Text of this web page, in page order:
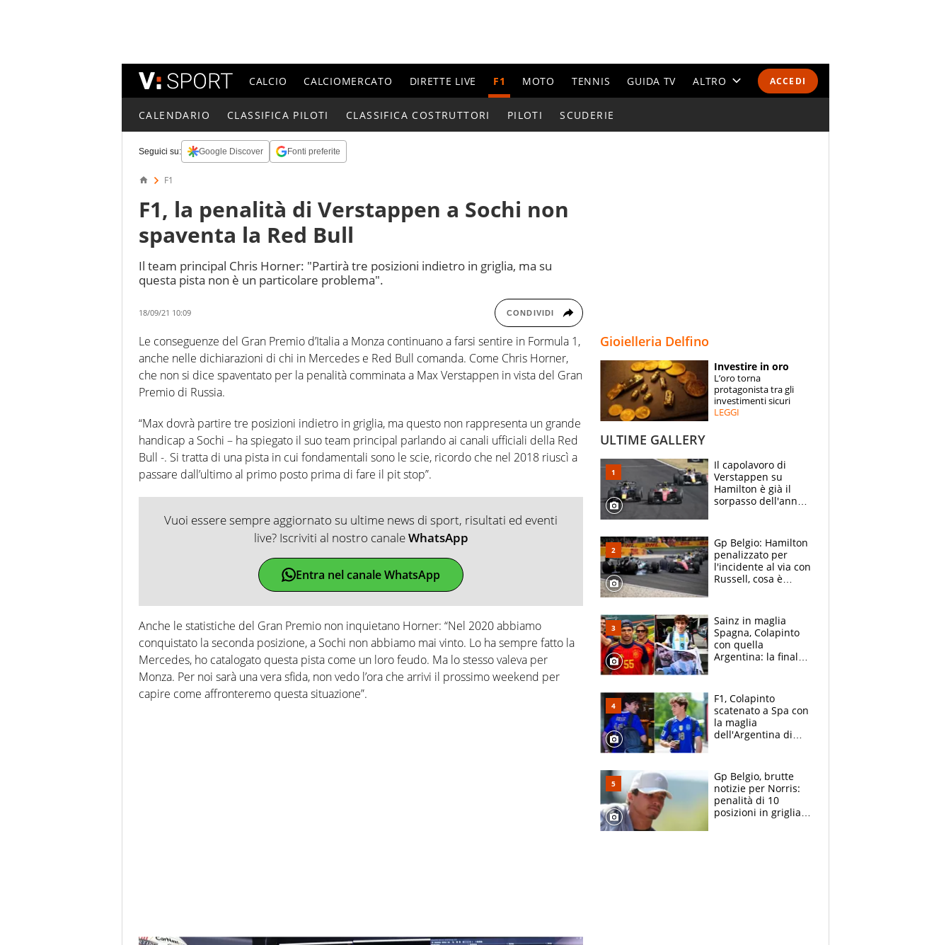
ACCEDI
CALCIO CALCIOMERCATO DIRETTE LIVE F1 MOTO TENNIS GUIDA TV ALTRO
ESPERTI
CONTATTI
CALENDARIO CLASSIFICA PILOTI CLASSIFICA COSTRUTTORI PILOTI SCUDERIE
Seguici su: Google Discover Fonti preferite
F1
F1, la penalità di Verstappen a Sochi non
spaventa la Red Bull
Il team principal Chris Horner: "Partirà tre posizioni indietro in griglia, ma su
questa pista non è un particolare problema".
18/09/21 10:09 CONDIVIDI
Le conseguenze del Gran Premio d’Italia a Monza continuano a farsi sentire in Formula 1,
anche nelle dichiarazioni di chi in Mercedes e Red Bull comanda. Come Chris Horner,
che non si dice spaventato per la penalità comminata a Max Verstappen in vista del Gran
Premio di Russia.
“Max dovrà partire tre posizioni indietro in griglia, ma questo non rappresenta un grande
handicap a Sochi – ha spiegato il suo team principal parlando ai canali ufficiali della Red
Bull -. Si tratta di una pista in cui fondamentali sono le scie, ricordo che nel 2018 riuscì a
passare dall’ultimo al primo posto prima di fare il pit stop”.
Vuoi essere sempre aggiornato su ultime news di sport, risultati ed eventi
live? Iscriviti al nostro canaleWhatsApp
Entra nel canale WhatsApp
Anche le statistiche del Gran Premio non inquietano Horner: “Nel 2020 abbiamo
conquistato la seconda posizione, a Sochi non abbiamo mai vinto. Lo ha sempre fatto la
Mercedes, ho catalogato questa pista come un loro feudo. Ma lo stesso valeva per
Monza. Per noi sarà una vera sfida, non vedo l’ora che arrivi il prossimo weekend per
capire come affronteremo questa situazione”.
Gioielleria Delfino
Investire in oro
L’oro torna
protagonista tra gli
investimenti sicuri
LEGGI
ULTIME GALLERY
Il capolavoro di
Verstappen su
Hamilton è già il
sorpasso dell'anno:
2021
Gp Belgio: Hamilton
penalizzato per
l'incidente al via con
Russell, cosa è
Sainz in maglia
Spagna, Colapinto
con quella
Argentina: la finale
vede l'ora
F1, Colapinto
scatenato a Spa con
la maglia
dell'Argentina di
le parolacce"
Gp Belgio, brutte
notizie per Norris:
penalità di 10
posizioni in griglia,